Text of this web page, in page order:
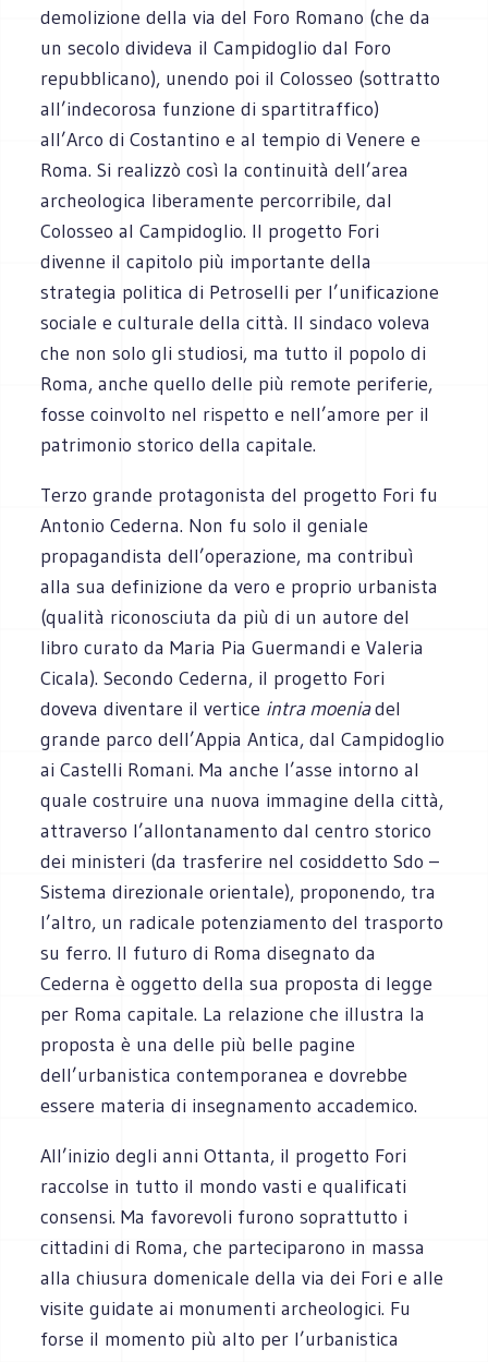
demolizione della via del Foro Romano (che da
un secolo divideva il Campidoglio dal Foro
repubblicano), unendo poi il Colosseo (sottratto
all’indecorosa funzione di spartitraffico)
all’Arco di Costantino e al tempio di Venere e
Roma. Si realizzò così la continuità dell’area
archeologica liberamente percorribile, dal
Colosseo al Campidoglio. Il progetto Fori
divenne il capitolo più importante della
strategia politica di Petroselli per l’unificazione
sociale e culturale della città. Il sindaco voleva
che non solo gli studiosi, ma tutto il popolo di
Roma, anche quello delle più remote periferie,
fosse coinvolto nel rispetto e nell’amore per il
patrimonio storico della capitale.
Terzo grande protagonista del progetto Fori fu
Antonio Cederna. Non fu solo il geniale
propagandista dell’operazione, ma contribuì
alla sua definizione da vero e proprio urbanista
(qualità riconosciuta da più di un autore del
libro curato da Maria Pia Guermandi e Valeria
Cicala). Secondo Cederna, il progetto Fori
doveva diventare il vertice intra moeniadel
grande parco dell’Appia Antica, dal Campidoglio
ai Castelli Romani. Ma anche l’asse intorno al
quale costruire una nuova immagine della città,
attraverso l’allontanamento dal centro storico
dei ministeri (da trasferire nel cosiddetto Sdo –
Sistema direzionale orientale), proponendo, tra
l’altro, un radicale potenziamento del trasporto
su ferro. Il futuro di Roma disegnato da
Cederna è oggetto della sua proposta di legge
per Roma capitale. La relazione che illustra la
proposta è una delle più belle pagine
dell’urbanistica contemporanea e dovrebbe
essere materia di insegnamento accademico.
All’inizio degli anni Ottanta, il progetto Fori
raccolse in tutto il mondo vasti e qualificati
consensi. Ma favorevoli furono soprattutto i
cittadini di Roma, che parteciparono in massa
alla chiusura domenicale della via dei Fori e alle
visite guidate ai monumenti archeologici. Fu
forse il momento più alto per l’urbanistica